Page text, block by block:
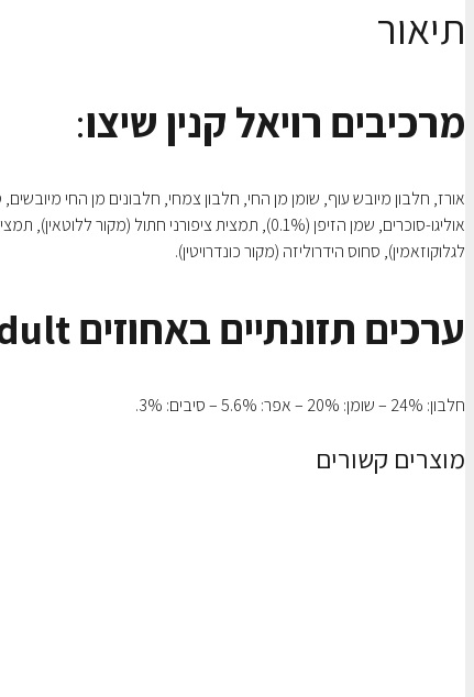
תיאור
מרכיבים רויאל קנין שיצו:
אוליגו-סוכרים, שמן הזיפן (0.1%), תמצית ציפורני חתול
לגלוקוזאמין), סחוס הידרוליזה (מקור כונדרויטין).
ערכים תזונתיים באחוזים Royal Canin Shih Tzu adult
חלבון: 24% – שומן: 20% – אפר: 5.6% – סיבים: 3%.
מוצרים קשורים